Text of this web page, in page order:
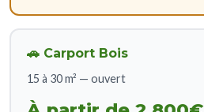
🚗 Carport Bois
15 à 30 m² — ouvert